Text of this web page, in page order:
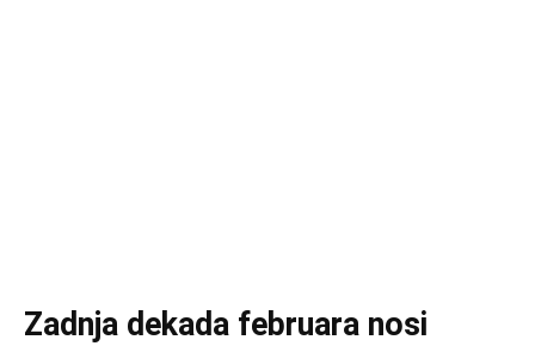
Zadnja dekada februara nosi